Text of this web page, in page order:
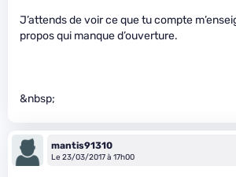
J’attends de voir ce que tu compte
propos qui manque d’ouverture.
&nbsp;
mantis91310
Le 23/03/2017 à 17h00